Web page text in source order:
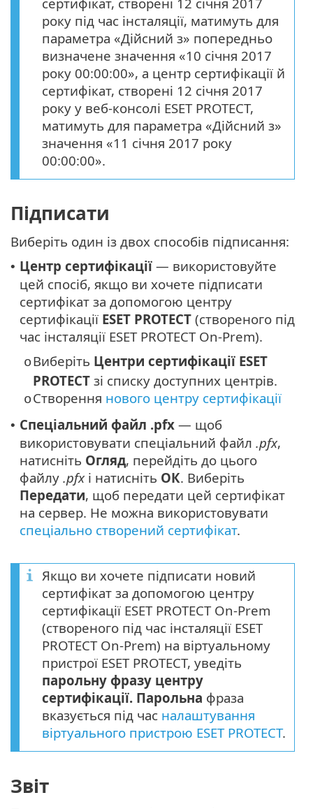
року під час інсталяції, матимуть для
параметра «Дійсний з» попередньо
визначене значення «10 січня 2017
року 00:00:00», а центр сертифікації й
сертифікат, створені 12 січня 2017
року у веб-консолі ESET PROTECT,
матимуть для параметра «Дійсний з»
значення «11 січня 2017 року
00:00:00».
Підписати
Виберіть один із двох способів підписання:
• Центр сертифікації — використовуйте
цей спосіб, якщо ви хочете підписати
сертифікат за допомогою центру
сертифікації ESET PROTECT (створеного під
час інсталяції ESET PROTECT On-Prem).
oВиберіть Центри сертифікації ESET
PROTECT зі списку доступних центрів.
oСтворення нового центру сертифікації
• Спеціальний файл .pfx — щоб
використовувати спеціальний файл .pfx,
натисніть Огляд, перейдіть до цього
файлу .pfxі натисніть ОК. Виберіть
Передати, щоб передати цей сертифікат
на сервер. Не можна використовувати
спеціально створений сертифікат.
Якщо ви хочете підписати новий
сертифікат за допомогою центру
сертифікації ESET PROTECT On-Prem
(створеного під час інсталяції ESET
PROTECT On-Prem) на віртуальному
пристрої ESET PROTECT, уведіть
парольну фразу центру
сертифікації. Парольна фраза
вказується під час налаштування
віртуального пристрою ESET PROTECT.
Звіт